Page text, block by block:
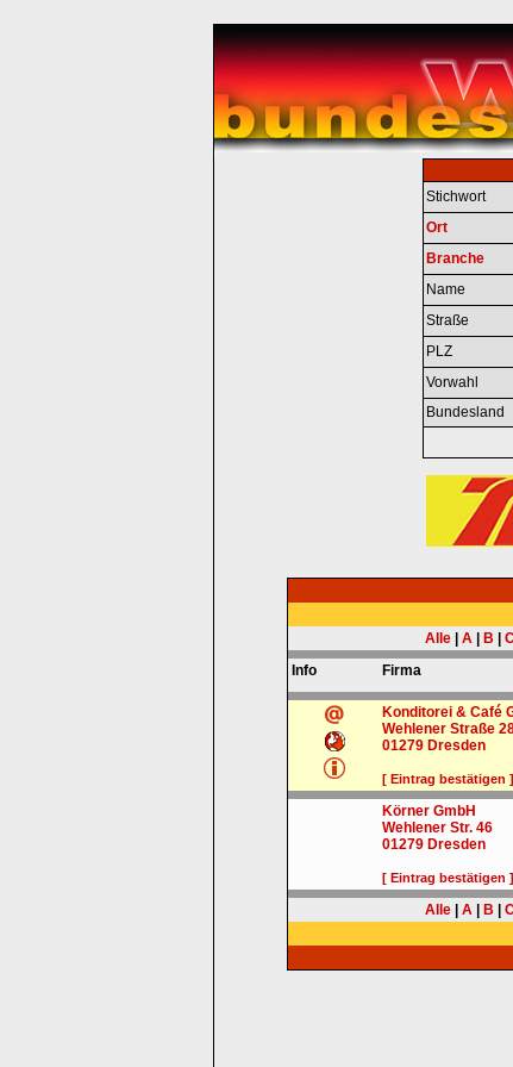
Stichwort
Ort
Branche
Name
Straße
PLZ
Vorwahl
Bundesland
Alle| A| B
Info
Firma
Konditorei & Café
Wehlener Straße
01279 Dresden
[ Eintrag bestätigen ]
Körner GmbH
Wehlener Str. 46
01279 Dresden
[ Eintrag bestätigen ]
Alle| A| B